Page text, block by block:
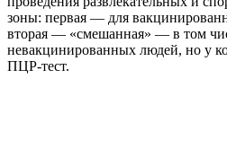
зоны: первая — для
вторая — «смешанная» — в том
невакцинированных людей, но у
ПЦР-тест.